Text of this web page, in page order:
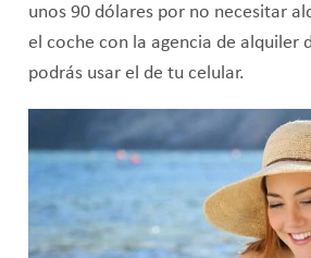
unos 90 dólares por no necesitar
el coche con la agencia de alquiler
podrás usar el de tu celular.